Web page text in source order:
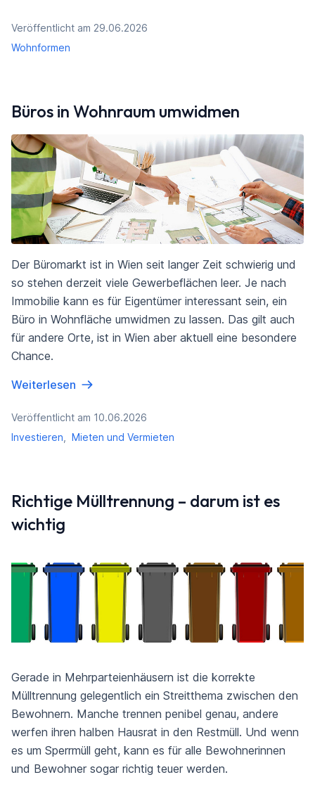
Veröffentlicht am 29.06.2026
Wohnformen
Büros in Wohnraum umwidmen
Der Büromarkt ist in Wien seit langer Zeit schwierig und
so stehen derzeit viele Gewerbeflächen leer. Je nach
Immobilie kann es für Eigentümer interessant sein, ein
Büro in Wohnfläche umwidmen zu lassen. Das gilt auch
für andere Orte, ist in Wien aber aktuell eine besondere
Chance.
Weiterlesen
Veröffentlicht am 10.06.2026
Investieren
Mieten und Vermieten
Richtige Mülltrennung – darum ist es
wichtig
Gerade in Mehrparteienhäusern ist die korrekte
Mülltrennung gelegentlich ein Streitthema zwischen den
Bewohnern. Manche trennen penibel genau, andere
werfen ihren halben Hausrat in den Restmüll. Und wenn
es um Sperrmüll geht, kann es für alle Bewohnerinnen
und Bewohner sogar richtig teuer werden.